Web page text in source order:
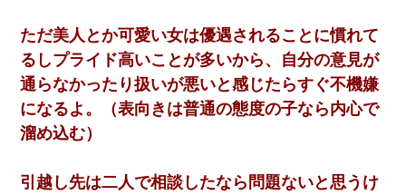
ただ美人とか可愛い女は優遇されることに慣れて
るしプライド高いことが多いから、自分の意見が
通らなかったり扱いが悪いと感じたらすぐ不機嫌
になるよ。（表向きは普通の態度の子なら内心で
溜め込む）
引越し先は二人で相談したなら問題ないと思うけ